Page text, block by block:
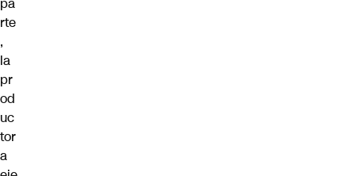
pa
rte
,
la
pr
od
uc
tor
a